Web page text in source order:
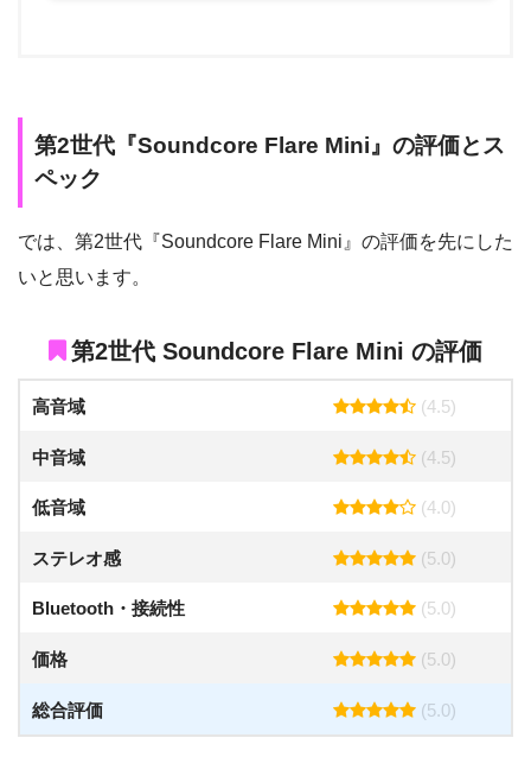
第2世代『Soundcore Flare Mini』の評価とス
ペック
では、第2世代『Soundcore Flare Mini』の評価を先にした
いと思います。
第2世代 Soundcore Flare Mini の評価
高音域 (4.5)
中音域 (4.5)
低音域 (4.0)
ステレオ感 (5.0)
Bluetooth・接続性 (5.0)
価格 (5.0)
総合評価 (5.0)